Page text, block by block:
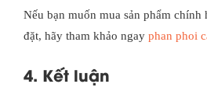
Nếu bạn muốn mua sản phẩm chính
đặt, hãy tham khảo ngay phan phoi
4. Kết luận